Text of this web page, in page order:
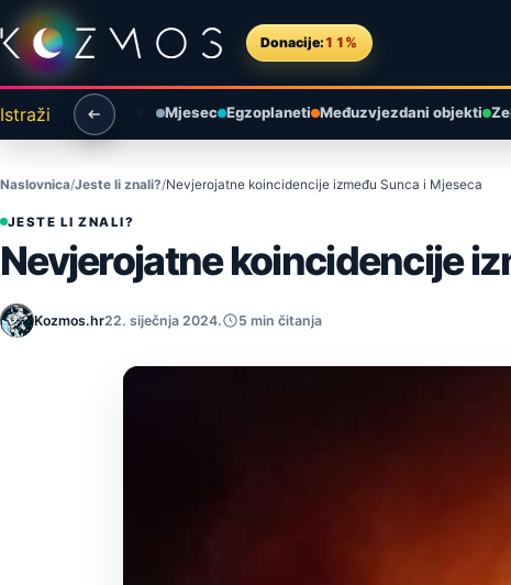
Preskoči na sadržaj
Donacije: 11%
Istraži Mjesec Egzoplaneti Međuzvjezdani objekti
Naslovnica Jeste li znali? Nevjerojatne koincidencije između Sunca i Mjeseca
JESTE LI ZNALI?
Nevjerojatne koincidencije
Kozmos.hr22. siječnja 2024. 5 min čitanja